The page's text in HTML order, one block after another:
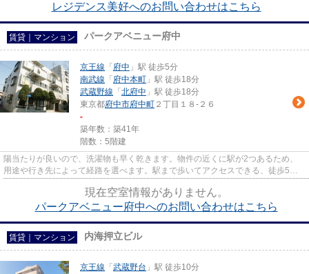
レジデンス美好へのお問い合わせはこちら
賃貸｜マンション パークアベニュー府中
京王線 「 府中 」駅 徒歩5分
南武線 「 府中本町 」駅 徒歩18分
武蔵野線 「 北府中 」駅 徒歩18分
東京都府中市府中町 ２丁目１８-２６
-
築年数：築41年
階数：5階建
陽当たりが良いので、洗濯物も早く乾きます。物件の近くに駅が2つあるため、
用途や行き先によって経路を選べます。駅まで歩いてアクセスできる、徒歩5分
現在空室情報がありません。
パークアベニュー府中へのお問い合わせはこちら
賃貸｜マンション 内海押立ビル
京王線 「 武蔵野台 」駅 徒歩10分